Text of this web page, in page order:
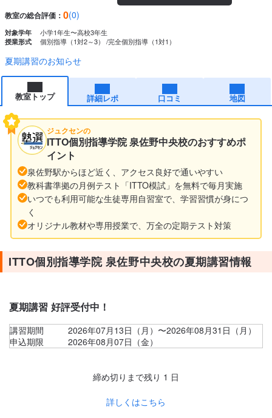
教室の総合評価： 0(0)
対象学年 小学1年生〜高校3年生
授業形式 個別指導（1対2～3） 完全個別指導（1対1）
夏期講習のお知らせ
教室トップ 詳細レポ 口コミ 地図
ジュクセンの
ITTO個別指導学院 泉佐野中央校のおすすめポ
イント
泉佐野駅からほど近く、アクセス良好で通いやすい
教科書準拠の月例テスト「ITTO模試」を無料で毎月実施
いつでも利用可能な生徒専用自習室で、学習習慣が身につ
く
オリジナル教材や専用授業で、万全の定期テスト対策
ITTO個別指導学院 泉佐野中央校の夏期講習情報
夏期講習 好評受付中！
講習期間
2026年07月13日（月）〜2026年08月31日（月）
申込期限
2026年08月07日（金）
締め切りまで残り 1 日
詳しくはこちら